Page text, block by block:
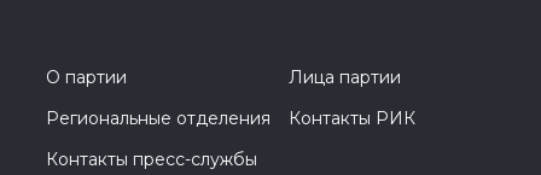
О партии
Лица партии
Региональные отделения
Контакты РИК
Контакты пресс-службы